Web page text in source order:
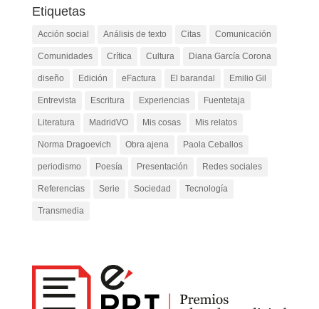
Etiquetas
Acción social Análisis de texto Citas Comunicación
Comunidades Crítica Cultura Diana García Corona
diseño Edición eFactura El barandal Emilio Gil
Entrevista Escritura Experiencias Fuentetaja
Literatura MadridVO Mis cosas Mis relatos
Norma Dragoevich Obra ajena Paola Ceballos
periodismo Poesía Presentación Redes sociales
Referencias Serie Sociedad Tecnología
Transmedia